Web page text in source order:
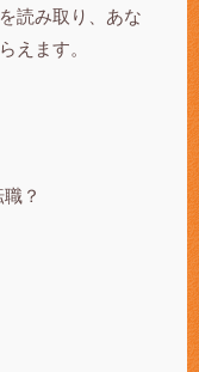
読み取り、あな
えます。
？